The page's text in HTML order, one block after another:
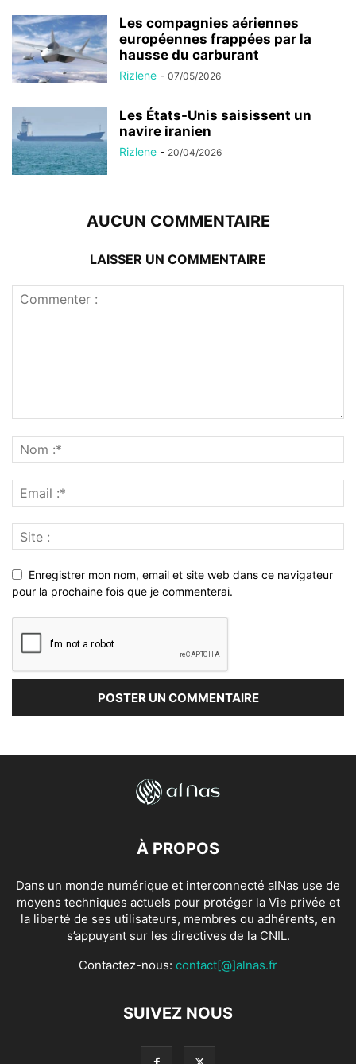
Les compagnies aériennes
européennes frappées par la
hausse du carburant
Rizlene - 07/05/2026
Les États-Unis saisissent un
navire iranien
Rizlene - 20/04/2026
AUCUN COMMENTAIRE
LAISSER UN COMMENTAIRE
Enregistrer mon nom, email et site web dans ce navigateur
pour la prochaine fois que je commenterai.
À PROPOS
Dans un monde numérique et interconnecté alNas use de
moyens techniques actuels pour protéger la Vie privée et
la liberté de ses utilisateurs, membres ou adhérents, en
s’appuyant sur les directives de la CNIL.
Contactez-nous: contact[@]alnas.fr
SUIVEZ NOUS